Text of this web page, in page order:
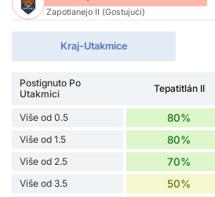
Zapotlanejo II (Gostujući)
Kraj-Utakmice
Postignuto Po
Utakmici
Tepatitlán II
Više od 0.5 80%
Više od 1.5 80%
Više od 2.5 70%
Više od 3.5 50%